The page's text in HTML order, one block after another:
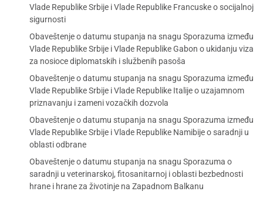
Vlade Republike Srbije i Vlade Republike Francuske o socijalnoj
sigurnosti
Obaveštenje o datumu stupanja na snagu Sporazuma između
Vlade Republike Srbije i Vlade Republike Gabon o ukidanju viza
za nosioce diplomatskih i službenih pasoša
Obaveštenje o datumu stupanja na snagu Sporazuma između
Vlade Republike Srbije i Vlade Republike Italije o uzajamnom
priznavanju i zameni vozačkih dozvola
Obaveštenje o datumu stupanja na snagu Sporazuma između
Vlade Republike Srbije i Vlade Republike Namibije o saradnji u
oblasti odbrane
Obaveštenje o datumu stupanja na snagu Sporazuma o
saradnji u veterinarskoj, fitosanitarnoj i oblasti bezbednosti
hrane i hrane za životinje na Zapadnom Balkanu